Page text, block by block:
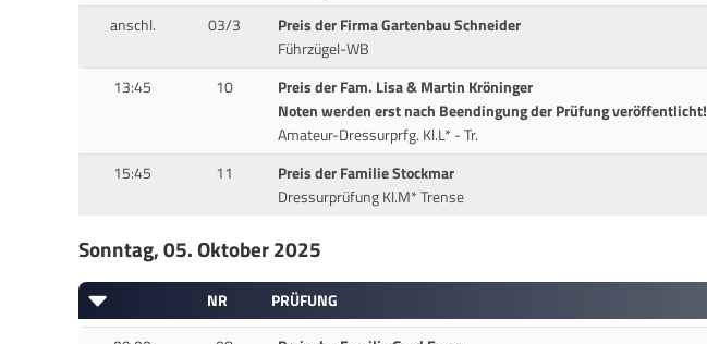
anschl. 03/3
Preis der Firma Gartenbau Schneider
Führzügel-WB
13:45 10
Preis der Fam. Lisa & Martin Kröninger
Noten werden erst nach Beendingung der Prüfung veröffentlicht!
Amateur-Dressurprfg. Kl.L* - Tr.
15:45 11
Preis der Familie Stockmar
Dressurprüfung Kl.M* Trense
Sonntag, 05. Oktober 2025
NR PRÜFUNG